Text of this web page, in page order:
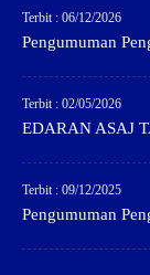
Terbit : 06/12/2026
Pengumuman
Terbit : 02/05/2026
EDARAN ASAJ
Terbit : 09/12/2025
Pengumuman